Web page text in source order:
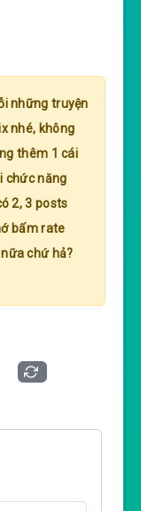
những truyện
nhé, không
thêm 1 cái
chức năng
2, 3 posts
bấm rate
nữa chứ hả?